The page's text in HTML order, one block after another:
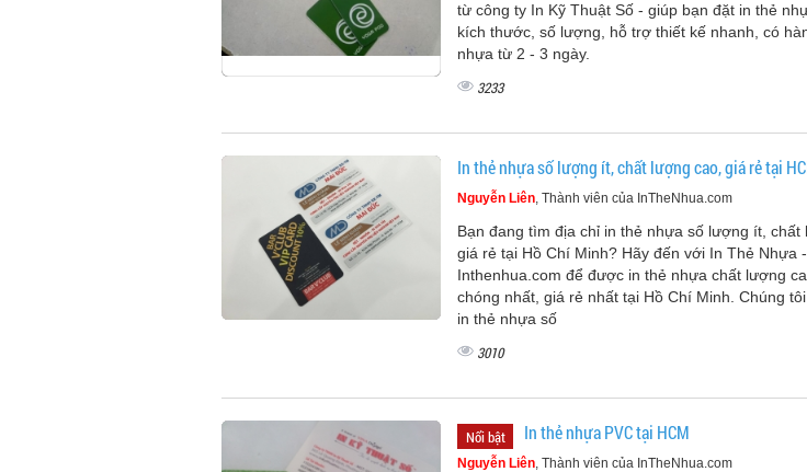
từ công ty In Kỹ Thuật Số - giúp bạn đặt in thẻ
kích thước, số lượng, hỗ trợ thiết kế nhanh, có
nhựa từ 2 - 3 ngày.
3233
In thẻ nhựa số lượng ít, chất lượng cao, giá rẻ tại
Nguyễn Liên, Thành viên của InTheNhua.com
Bạn đang tìm địa chỉ in thẻ nhựa số lượng ít, chất
giá rẻ tại Hồ Chí Minh? Hãy đến với In Thẻ Nhựa -
Inthenhua.com để được in thẻ nhựa chất lượng
chóng nhất, giá rẻ nhất tại Hồ Chí Minh. Chúng
in thẻ nhựa số
3010
Nổi bật In thẻ nhựa PVC tại HCM
Nguyễn Liên, Thành viên của InTheNhua.com